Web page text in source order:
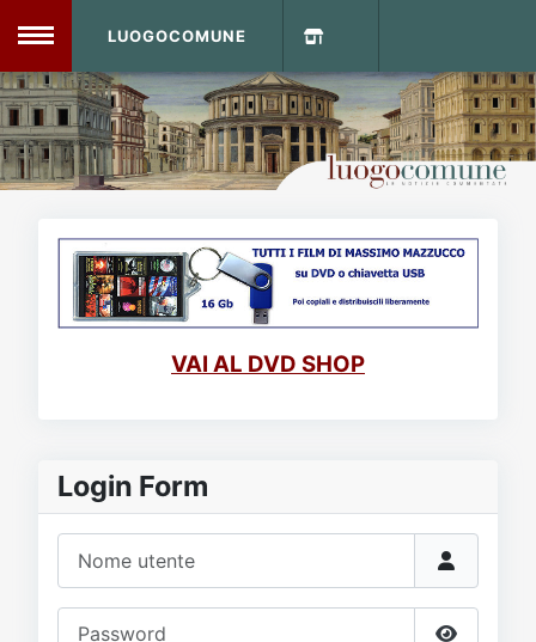
MENU
Home
DVD Shop
Sito
Forum
LUOGOCOMUNE
VAI AL DVD SHOP
Login Form